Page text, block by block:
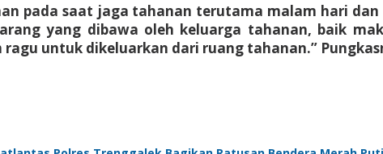
pada saat jaga tahanan terutama malam hari
yang dibawa oleh keluarga tahanan, baik
untuk dikeluarkan dari ruang tahanan.”